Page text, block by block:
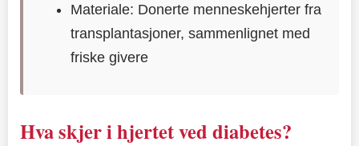
Materiale: Donerte menneskehjerter fra
transplantasjoner, sammenlignet med
friske givere
Hva skjer i hjertet ved diabetes?